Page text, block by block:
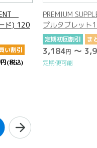
ド) 120
い割引
円(税込)
PREMIUM
プルタブレット
定期初回割引 ま
3,184円 ～
定期便可能